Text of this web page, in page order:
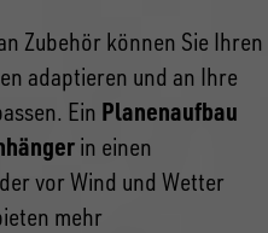
Zubehör können Sie Ihren
adaptieren und an Ihre
Ein Planenaufbau
in einen
der vor Wind und Wetter
mehr